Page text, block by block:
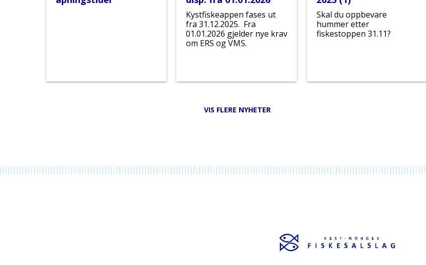
Kystfiskeappen fases ut
fra 31.12.2025. Fra
01.01.2026 gjelder nye krav
om ERS og VMS.
Skal du oppbevare
hummer etter
fiskestoppen 31.11?
VIS FLERE NYHETER